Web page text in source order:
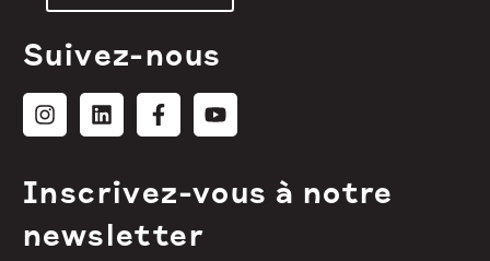
Suivez-nous
Inscrivez-vous à notre
newsletter